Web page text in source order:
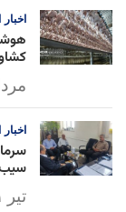
اخبار
مرداد ۷,
اخبار
تیر ۳۱, ۱۴۰۵